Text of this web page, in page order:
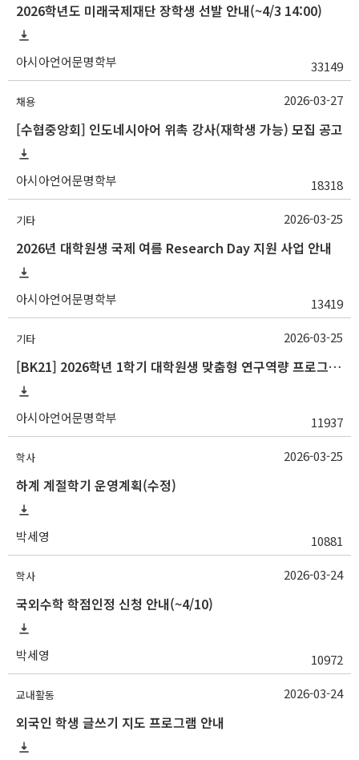
2026학년도 미래국제재단 장학생 선발 안내(~4/3 14:00)
아시아언어문명학부 33149
채용
[수협중앙회] 인도네시아어 위촉 강사(재학생 가능) 모집 공고
아시아언어문명학부 18318
2026-03-27
기타
2026년 대학원생 국제 여름 Research Day 지원 사업 안내
아시아언어문명학부 13419
2026-03-25
기타
[BK21] 2026학년 1학기 대학원생 맞춤형 연구역량 프로그램 안내
아시아언어문명학부 11937
2026-03-25
학사
하계 계절학기 운영계획(수정)
박세영 10881
2026-03-25
학사
국외수학 학점인정 신청 안내(~4/10)
박세영 10972
2026-03-24
교내활동
외국인 학생 글쓰기 지도 프로그램 안내
2026-03-24